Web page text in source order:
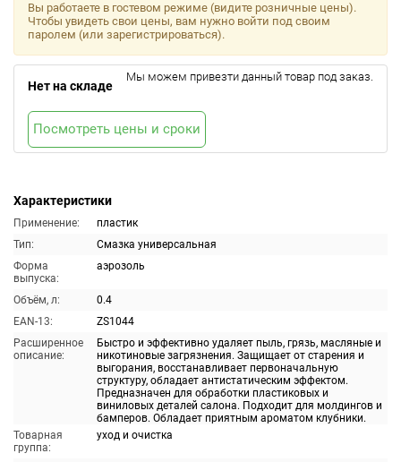
Характеристики
Применение:
пластик
Тип:
Смазка универсальная
Форма
выпуска:
аэрозоль
Объём, л:
0.4
EAN-13:
ZS1044
Расширенное
описание:
Быстро и эффективно удаляет пыль, грязь, масляные и
никотиновые загрязнения. Защищает от старения и
выгорания, восстанавливает первоначальную
структуру, обладает антистатическим эффектом.
Предназначен для обработки пластиковых и
виниловых деталей салона. Подходит для молдингов и
бамперов. Обладает приятным ароматом клубники.
Товарная
группа:
уход и очистка
Вы работаете в гостевом режиме (видите розничные цены).
Чтобы увидеть свои цены, вам нужно войти под своим
паролем (или зарегистрироваться).
Нет на складе
Мы можем привезти данный товар под заказ.
Посмотреть цены и сроки